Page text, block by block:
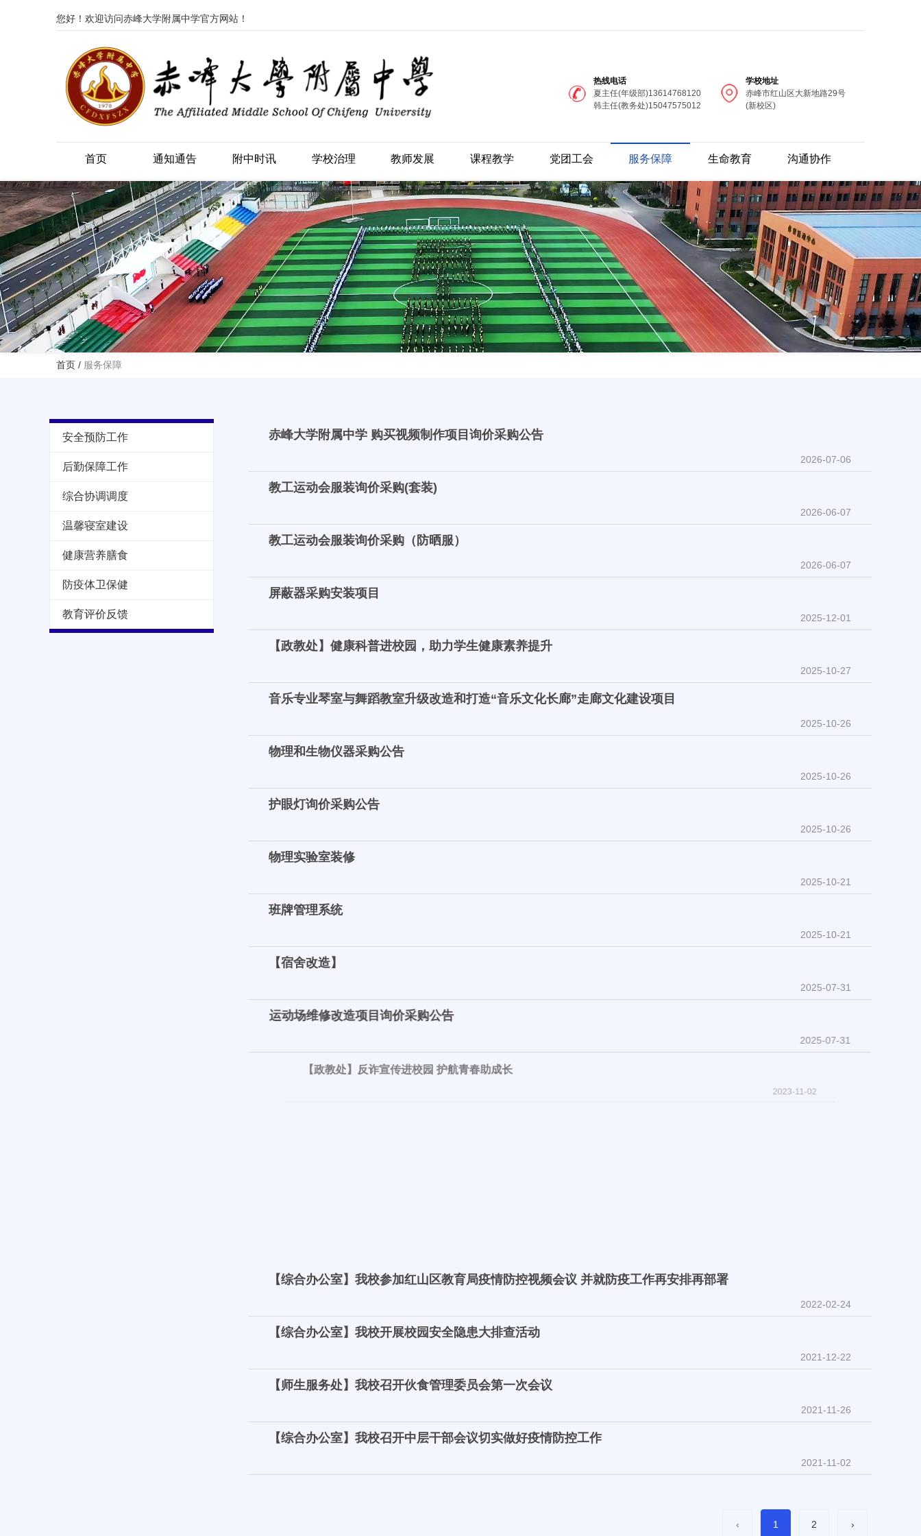
您好！欢迎访问赤峰大学附属中学官方网站！
热线电话
夏主任(年级部)13614768120
韩主任(教务处)15047575012
学校地址
赤峰市红山区大新地路29号
(新校区)
首页 通知通告 附中时讯 学校治理 教师发展 课程教学 党团工会 服务保障 生命教育 沟通协作
首页 / 服务保障
安全预防工作
后勤保障工作
综合协调调度
温馨寝室建设
健康营养膳食
防疫体卫保健
教育评价反馈
赤峰大学附属中学 购买视频制作项目询价采购公告
2026-07-06
教工运动会服装询价采购(套装)
2026-06-07
教工运动会服装询价采购（防晒服）
2026-06-07
屏蔽器采购安装项目
2025-12-01
【政教处】健康科普进校园，助力学生健康素养提升
2025-10-27
音乐专业琴室与舞蹈教室升级改造和打造“音乐文化长廊”走廊文化建设项目
2025-10-26
物理和生物仪器采购公告
2025-10-26
护眼灯询价采购公告
2025-10-26
物理实验室装修
2025-10-21
班牌管理系统
2025-10-21
【宿舍改造】
2025-07-31
运动场维修改造项目询价采购公告
2025-07-31
【政教处】反诈宣传进校园 护航青春助成长
2023-11-02
【综合办公室】我校参加红山区教育局疫情防控视频会议 并就防疫工作再安排再部署
2022-02-24
【综合办公室】我校开展校园安全隐患大排查活动
2021-12-22
【师生服务处】我校召开伙食管理委员会第一次会议
2021-11-26
【综合办公室】我校召开中层干部会议切实做好疫情防控工作
2021-11-02
‹ 1 2 ›